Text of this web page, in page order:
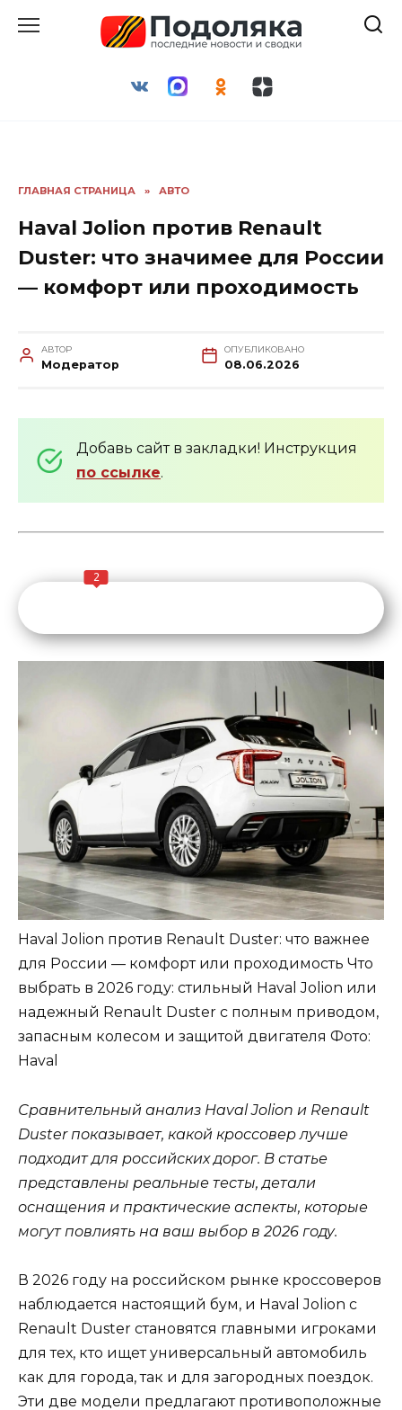
ГЛАВНАЯ СТРАНИЦА » АВТО
Haval Jolion против Renault
Duster: что значимее для России
— комфорт или проходимость
АВТОР
Модератор
ОПУБЛИКОВАНО
08.06.2026
Добавь сайт в закладки! Инструкция
по ссылке.
2
Haval Jolion против Renault Duster: что важнее
для России — комфорт или проходимость Что
выбрать в 2026 году: стильный Haval Jolion или
надежный Renault Duster с полным приводом,
запасным колесом и защитой двигателя Фото:
Haval
Сравнительный анализ Haval Jolion и Renault
Duster показывает, какой кроссовер лучше
подходит для российских дорог. В статье
представлены реальные тесты, детали
оснащения и практические аспекты, которые
могут повлиять на ваш выбор в 2026 году.
В 2026 году на российском рынке кроссоверов
наблюдается настоящий бум, и Haval Jolion с
Renault Duster становятся главными игроками
для тех, кто ищет универсальный автомобиль
как для города, так и для загородных поездок.
Эти две модели предлагают противоположные